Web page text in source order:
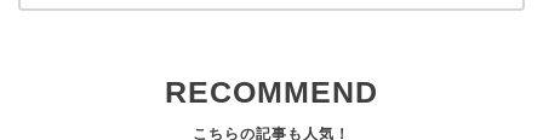
RECOMMEND